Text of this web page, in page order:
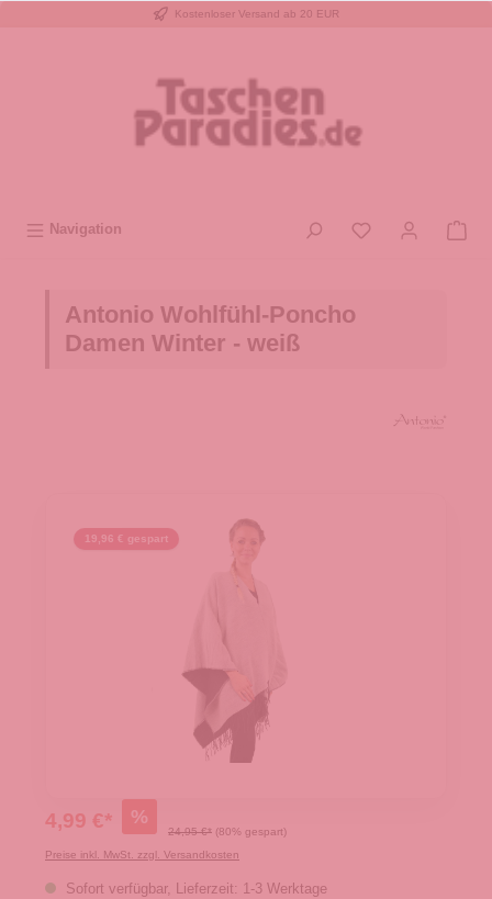
Kostenloser Versand ab 20 EUR
Navigation
Antonio Wohlfühl-Poncho
Damen Winter - weiß
19,96 € gespart
4,99 €* %
24,95 €* (80% gespart)
Preise inkl. MwSt. zzgl. Versandkosten
Sofort verfügbar, Lieferzeit: 1-3 Werktage